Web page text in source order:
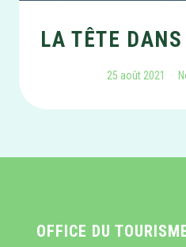
LA TÊTE
25 août 2021
OFFICE DU